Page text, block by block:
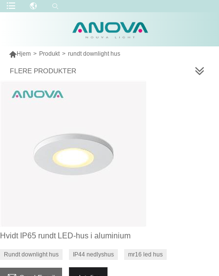
Hjem > Produkt > rundt downlight hus
FLERE PRODUKTER
Hvidt IP65 rundt LED-hus i aluminium
Rundt downlight hus IP44 nedlyshus mr16 led hus